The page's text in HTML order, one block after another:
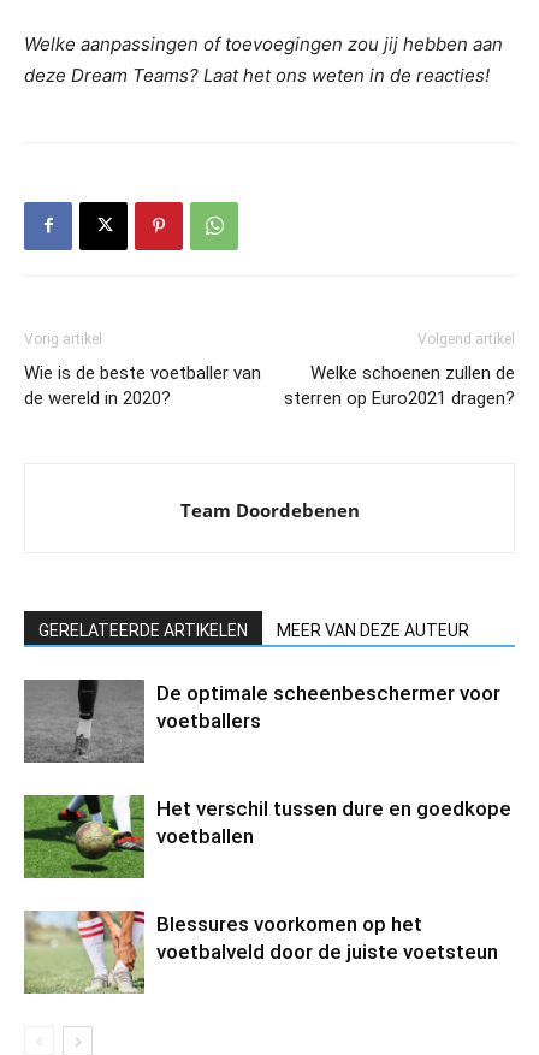
Welke aanpassingen of toevoegingen zou jij hebben aan
deze Dream Teams? Laat het ons weten in de reacties!
Vorig artikel
Wie is de beste voetballer van
de wereld in 2020?
Volgend artikel
Welke schoenen zullen de
sterren op Euro2021 dragen?
Team Doordebenen
GERELATEERDE ARTIKELEN MEER VAN DEZE AUTEUR
De optimale scheenbeschermer voor
voetballers
Het verschil tussen dure en goedkope
voetballen
Blessures voorkomen op het
voetbalveld door de juiste voetsteun